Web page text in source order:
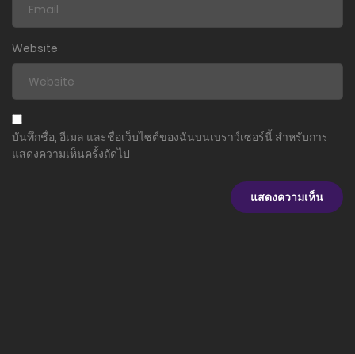
Website
บันทึกชื่อ, อีเมล และชื่อเว็บไซต์ของฉันบนเบราว์เซอร์นี้ สำหรับการ
แสดงความเห็นครั้งถัดไป